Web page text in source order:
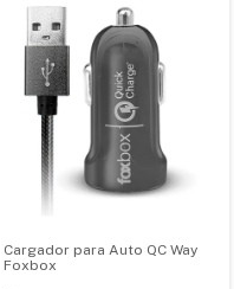
Cargador para Auto QC Way
Foxbox